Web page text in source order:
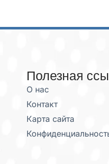
Полезная
О нас
Контакт
Карта сайта